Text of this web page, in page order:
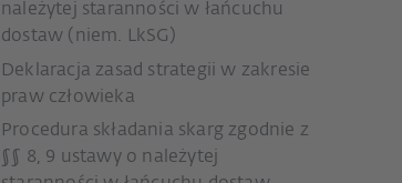
należytej staranności w łańcuchu
dostaw (niem. LkSG)
Deklaracja zasad strategii w zakresie
praw człowieka
Procedura składania skarg zgodnie z
§§ 8, 9 ustawy o należytej